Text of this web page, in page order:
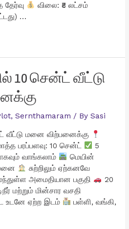
தேர்வு
விலை: ₹8 லட்சம்
…
10 சென்ட் வீட்டு
, Sernthamaram / By Sasi
வீட்டு மனை விற்பனைக்கு
பரப்பளவு: 10 சென்ட்
5
வாங்கலாம்
மெயின்
சுற்றிலும் ஏற்கனவே
அமைதியான பகுதி
20
மற்றும் மின்சார வசதி
உடனே ஏற்ற இடம்
பள்ளி, வங்கி,